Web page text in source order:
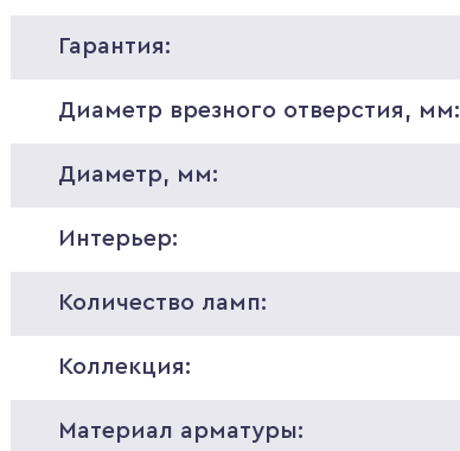
Гарантия:
Диаметр врезного отверстия, мм:
Диаметр, мм:
Интерьер:
Количество ламп:
Коллекция:
Материал арматуры: